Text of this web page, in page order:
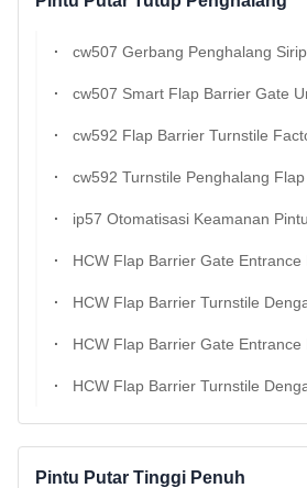
cw507 Gerbang Penghalang Sirip Stainless Steel Dua Arah
cw507 Smart Flap Barrier Gate Untuk Lobi
cw592 Flap Barrier Turnstile Factory China Untuk
cw592 Turnstile Penghalang Flap Transparan Untuk Pintu
ip57 Otomatisasi Keamanan Pintu Masuk
HCW Flap Barrier Gate Entrance Pedestrian Access Control
HCW Flap Barrier Turnstile Dengan 15mm Plexiglass Door Wings 4 Pasangan Infrared Beams
HCW Flap Barrier Gate Entrance Pedestrian Access Control
HCW Flap Barrier Turnstile Dengan 15mm Plexiglass Door Wings 4 Pasang Sinar Inframerah
Pintu Putar Tinggi Penuh